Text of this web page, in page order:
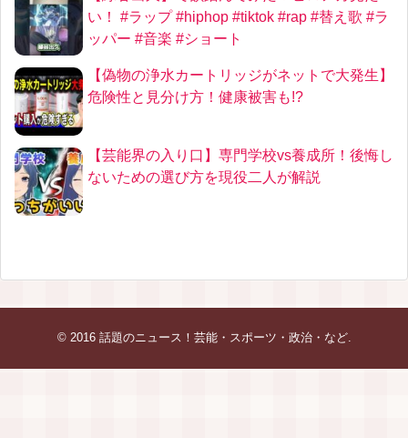
い！ #ラップ #hiphop #tiktok #rap #替え歌 #ラ
ッパー #音楽 #ショート
【偽物の浄水カートリッジがネットで大発生】
危険性と見分け方！健康被害も!?
【芸能界の入り口】専門学校vs養成所！後悔し
ないための選び方を現役二人が解説
© 2016 話題のニュース！芸能・スポーツ・政治・など.